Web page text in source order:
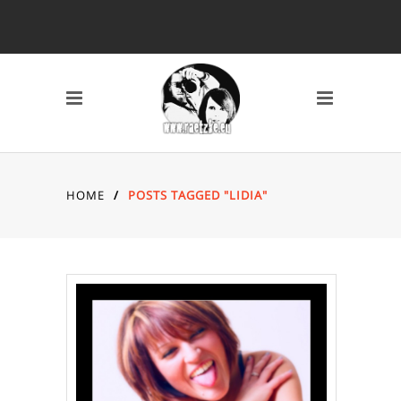
2013
AVERY MILE BAHNHOF
BREMEN
HOCHZEIT INDOOR
KAMERA
KONZERT KÖLN
LOCATION MAIKE
HOME / POSTS TAGGED "LIDIA"